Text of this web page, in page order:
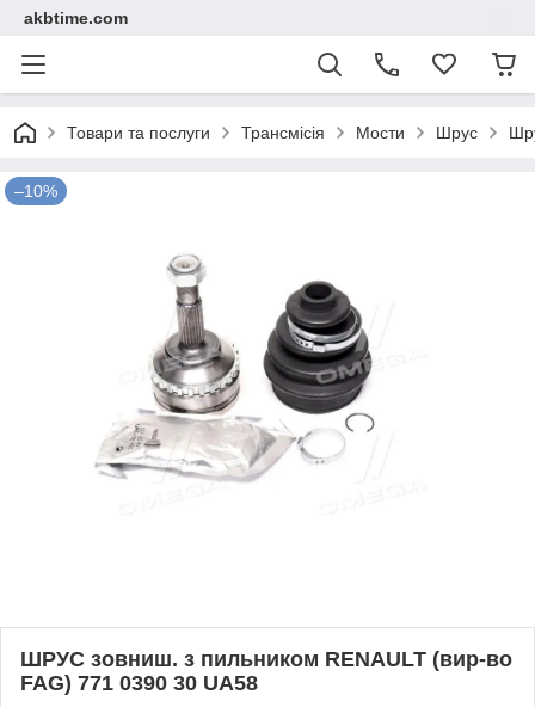
akbtime.com
Товари та послуги Трансмісія Мости Шрус
–10%
ШРУС зовниш. з пильником RENAULT (вир-во
FAG) 771 0390 30 UA58